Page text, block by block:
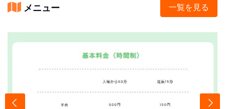
メニュー 一覧を見る